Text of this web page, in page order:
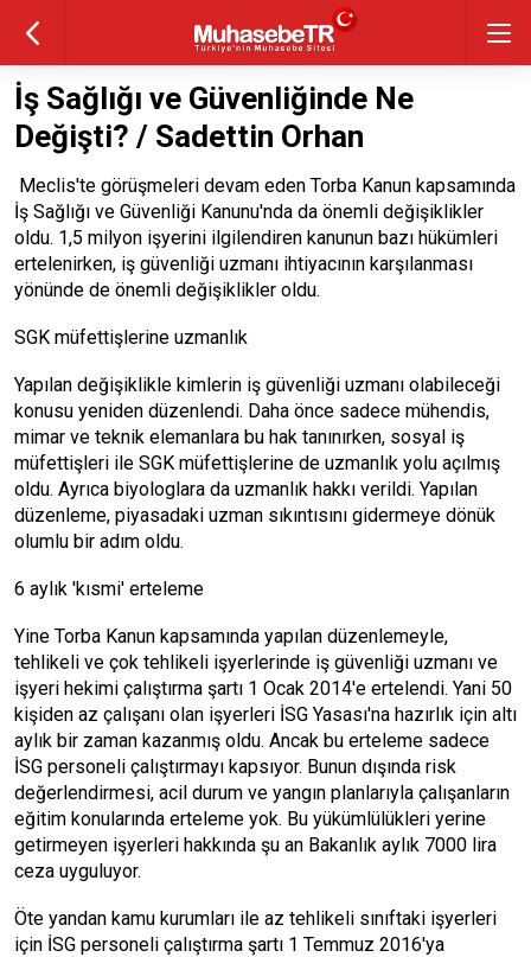
İş Sağlığı ve Güvenliğinde Ne
Değişti? / Sadettin Orhan
Meclis'te görüşmeleri devam eden Torba Kanun kapsamında
İş Sağlığı ve Güvenliği Kanunu'nda da önemli değişiklikler
oldu. 1,5 milyon işyerini ilgilendiren kanunun bazı hükümleri
ertelenirken, iş güvenliği uzmanı ihtiyacının karşılanması
yönünde de önemli değişiklikler oldu.
SGK müfettişlerine uzmanlık
Yapılan değişiklikle kimlerin iş güvenliği uzmanı olabileceği
konusu yeniden düzenlendi. Daha önce sadece mühendis,
mimar ve teknik elemanlara bu hak tanınırken, sosyal iş
müfettişleri ile SGK müfettişlerine de uzmanlık yolu açılmış
oldu. Ayrıca biyologlara da uzmanlık hakkı verildi. Yapılan
düzenleme, piyasadaki uzman sıkıntısını gidermeye dönük
olumlu bir adım oldu.
6 aylık 'kısmi' erteleme
Yine Torba Kanun kapsamında yapılan düzenlemeyle,
tehlikeli ve çok tehlikeli işyerlerinde iş güvenliği uzmanı ve
işyeri hekimi çalıştırma şartı 1 Ocak 2014'e ertelendi. Yani 50
kişiden az çalışanı olan işyerleri İSG Yasası'na hazırlık için altı
aylık bir zaman kazanmış oldu. Ancak bu erteleme sadece
İSG personeli çalıştırmayı kapsıyor. Bunun dışında risk
değerlendirmesi, acil durum ve yangın planlarıyla çalışanların
eğitim konularında erteleme yok. Bu yükümlülükleri yerine
getirmeyen işyerleri hakkında şu an Bakanlık aylık 7000 lira
ceza uyguluyor.
Öte yandan kamu kurumları ile az tehlikeli sınıftaki işyerleri
için İSG personeli çalıştırma şartı 1 Temmuz 2016'ya